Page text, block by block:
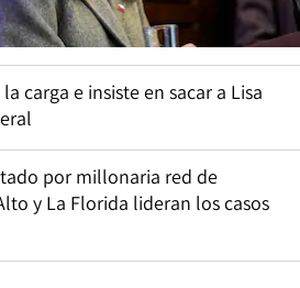
carga e insiste en sacar a Lisa
por millonaria red de
y La Florida lideran los casos